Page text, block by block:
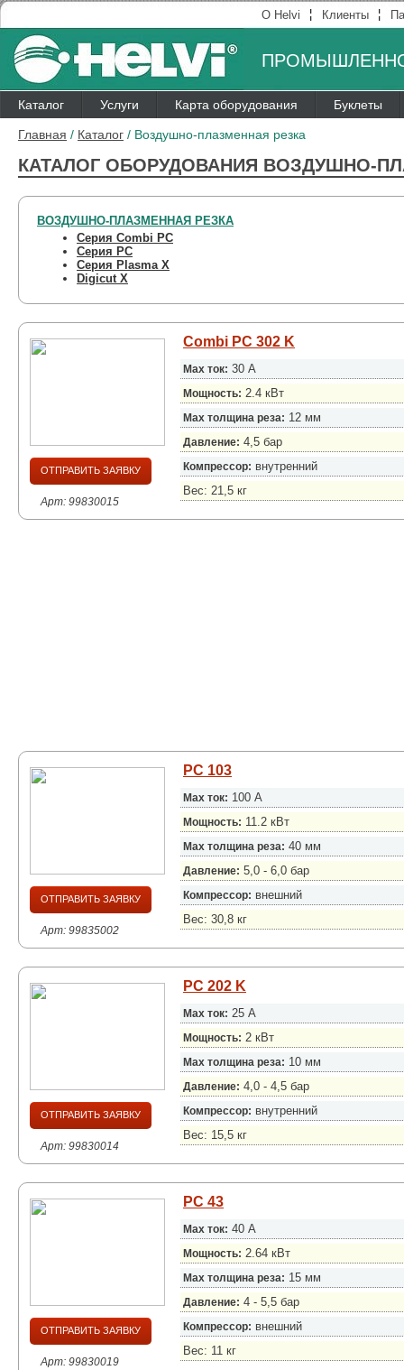
О Helvi ¦ Клиенты ¦
Каталог Услуги Карта оборудования Буклеты
Главная / Каталог / Воздушно-плазменная резка
КАТАЛОГ ОБОРУДОВАНИЯ ВОЗДУШНО-
ВОЗДУШНО-ПЛАЗМЕННАЯ РЕЗКА
Серия Combi PC
Серия PC
Серия Plasma X
Digicut X
ОТПРАВИТЬ ЗАЯВКУ
Арт: 99830015
Combi PC 302 K
Max ток: 30 А
Мощность: 2.4 кВт
Max толщина реза: 12 мм
Давление: 4,5 бар
Компрессор: внутренний
Вес: 21,5 кг
ОТПРАВИТЬ ЗАЯВКУ
Арт: 99835002
PC 103
Max ток: 100 А
Мощность: 11.2 кВт
Max толщина реза: 40 мм
Давление: 5,0 - 6,0 бар
Компрессор: внешний
Вес: 30,8 кг
ОТПРАВИТЬ ЗАЯВКУ
Арт: 99830014
PC 202 K
Max ток: 25 А
Мощность: 2 кВт
Max толщина реза: 10 мм
Давление: 4,0 - 4,5 бар
Компрессор: внутренний
Вес: 15,5 кг
ОТПРАВИТЬ ЗАЯВКУ
Арт: 99830019
PC 43
Max ток: 40 А
Мощность: 2.64 кВт
Max толщина реза: 15 мм
Давление: 4 - 5,5 бар
Компрессор: внешний
Вес: 11 кг